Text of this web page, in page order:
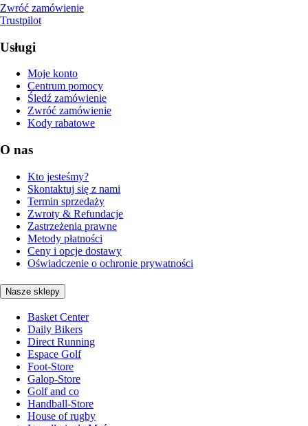
Zwróć zamówienie
Trustpilot
Usługi
Moje konto
Centrum pomocy
Śledź zamówienie
Zwróć zamówienie
Kody rabatowe
O nas
Kto jesteśmy?
Skontaktuj się z nami
Termin sprzedaży
Zwroty & Refundacje
Zastrzeżenia prawne
Metody płatności
Ceny i opcje dostawy
Oświadczenie o ochronie prywatności
Nasze sklepy
Basket Center
Daily Bikers
Direct Running
Espace Golf
Foot-Store
Galop-Store
Golf and co
Handball-Store
House of rugby